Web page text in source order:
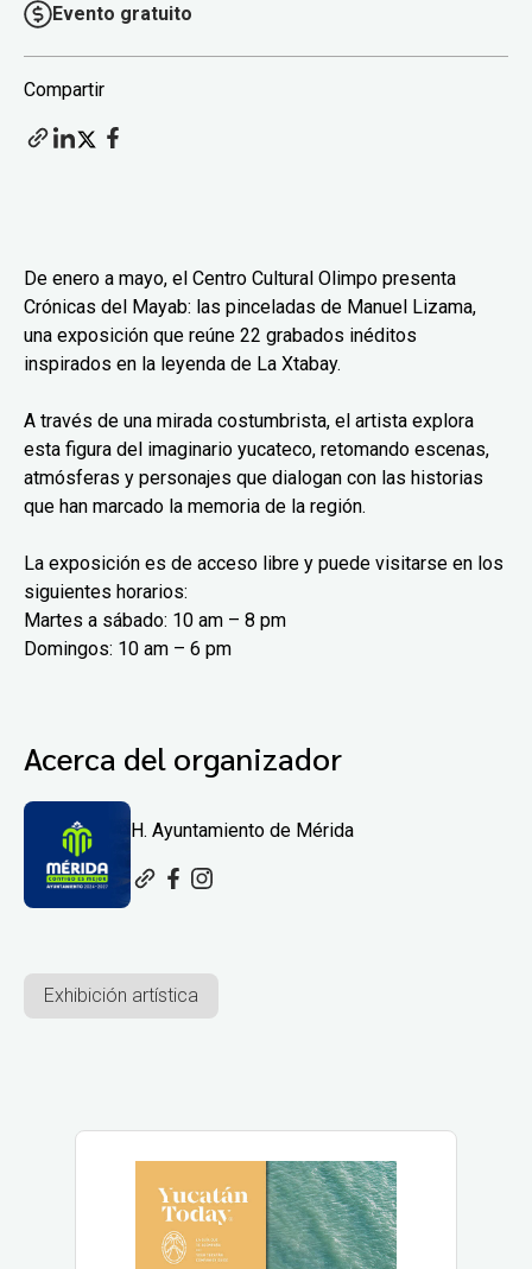
Evento gratuito
Compartir
De enero a mayo, el Centro Cultural Olimpo presenta
Crónicas del Mayab: las pinceladas de Manuel Lizama,
una exposición que reúne 22 grabados inéditos
inspirados en la leyenda de La Xtabay.
A través de una mirada costumbrista, el artista explora
esta figura del imaginario yucateco, retomando escenas,
atmósferas y personajes que dialogan con las historias
que han marcado la memoria de la región.
La exposición es de acceso libre y puede visitarse en los
siguientes horarios:
Martes a sábado: 10 am – 8 pm
Domingos: 10 am – 6 pm
Acerca del organizador
H. Ayuntamiento de Mérida
Exhibición artística